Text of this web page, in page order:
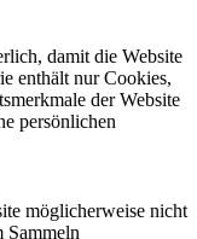
damit die Website
enthält nur Cookies,
der Website
persönlichen
möglicherweise nicht
Sammeln